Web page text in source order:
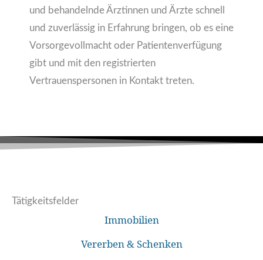
und behandelnde Ärztinnen und Ärzte schnell
und zuverlässig in Erfahrung bringen, ob es eine
Vorsorgevollmacht oder Patientenverfügung
gibt und mit den registrierten
Vertrauenspersonen in Kontakt treten.
Tätigkeitsfelder
Immobilien
Vererben & Schenken